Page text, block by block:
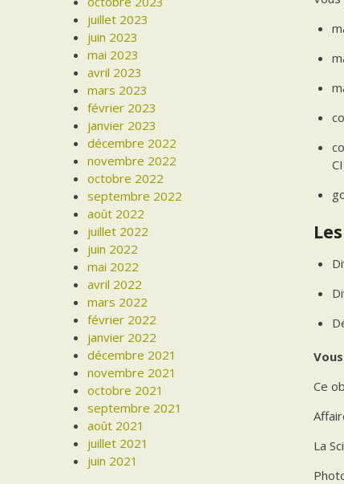
Ce
La
juillet 2023
juin 2023
mai 2023
avril 2023
mars 2023
février 2023
janvier 2023
décembre 2022
novembre 2022
octobre 2022
septembre 2022
août 2022
juillet 2022
juin 2022
mai 2022
avril 2022
mars 2022
février 2022
janvier 2022
décembre 2021
novembre 2021
octobre 2021
septembre 2021
août 2021
juillet 2021
juin 2021